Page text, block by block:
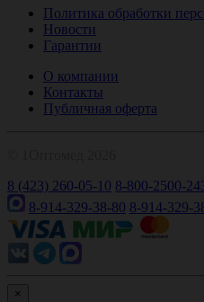
Политика обработки
Новости
Гарантии
О компании
Контакты
Публичная оферта
8 (423) 260-05-10 8-800-2500-
8-914-329-38-80 8-914-329-
×